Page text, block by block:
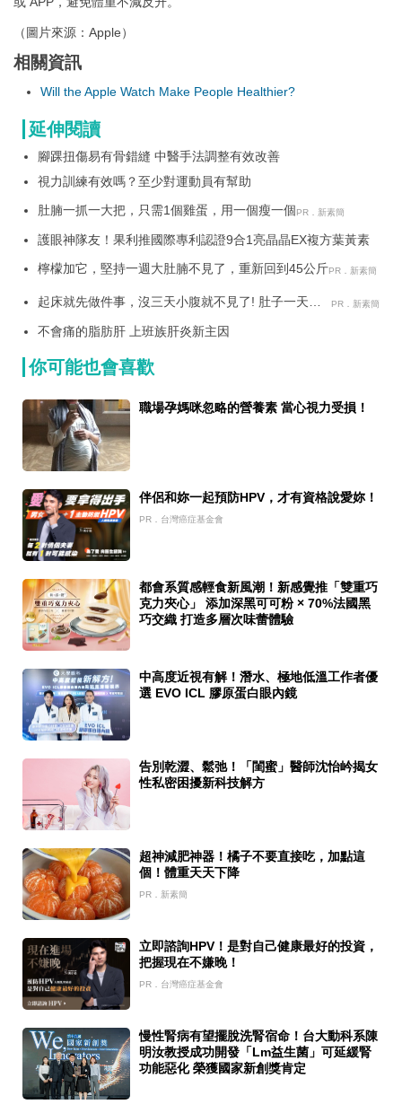
（圖片來源：Apple）
相關資訊
Will the Apple Watch Make People Healthier?
延伸閱讀
腳踝扭傷易有骨錯縫 中醫手法調整有效改善
視力訓練有效嗎？至少對運動員有幫助
肚腩一抓一大把，只需1個雞蛋，用一個瘦一個PR．新素簡
護眼神隊友！果利推國際專利認證9合1亮晶晶EX複方葉黃素
檸檬加它，堅持一週大肚腩不見了，重新回到45公斤PR．新素簡
起床就先做件事，沒三天小腹就不見了! 肚子一天天
PR．新素簡
不會痛的脂肪肝 上班族肝炎新主因
你可能也會喜歡
職場孕媽咪忽略的營養素 當心視力受損！
伴侶和妳一起預防HPV，才有資格說愛妳！
PR．台灣癌症基金會
都會系質感輕食新風潮！新感覺推「雙重巧
克力夾心」 添加深黑可可粉 × 70%法國黑
巧交織 打造多層次味蕾體驗
中高度近視有解！潛水、極地低溫工作者優
選 EVO ICL 膠原蛋白眼內鏡
告別乾澀、鬆弛！「閨蜜」醫師沈怡岒揭女
性私密困擾新科技解方
超神減肥神器！橘子不要直接吃，加點這
個！體重天天下降
PR．新素簡
立即諮詢HPV！是對自己健康最好的投資，
把握現在不嫌晚！
PR．台灣癌症基金會
慢性腎病有望擺脫洗腎宿命！台大動科系陳
明汝教授成功開發「Lm益生菌」可延緩腎
功能惡化 榮獲國家新創獎肯定